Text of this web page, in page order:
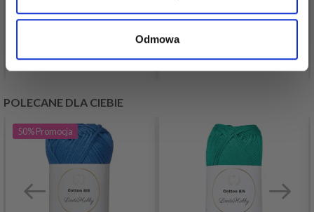
Odmowa
POLECANE DLA CIEBIE
50%Promocja